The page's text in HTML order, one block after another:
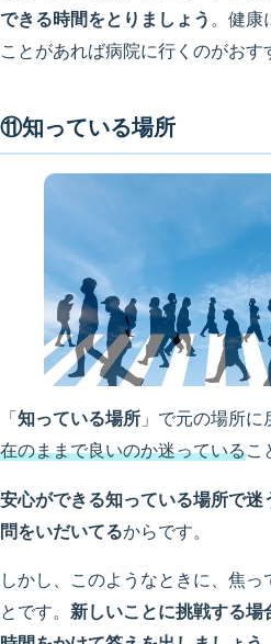
できる時間をとりましょう 。健康
ことがあれば病院に行くのがおす
⑪知っている場所
「 知っている場所 」で元の場所に
在のままで良いのか迷っているこ
安心ができる知っている場所で
問をいだいてるからです。
しかし、このようなときに、焦
とです。 新しいことに挑戦する場